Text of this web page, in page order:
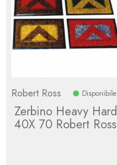
Robert Ross Disponibile
Zerbino Heavy Hard
40X 70 Robert Ross